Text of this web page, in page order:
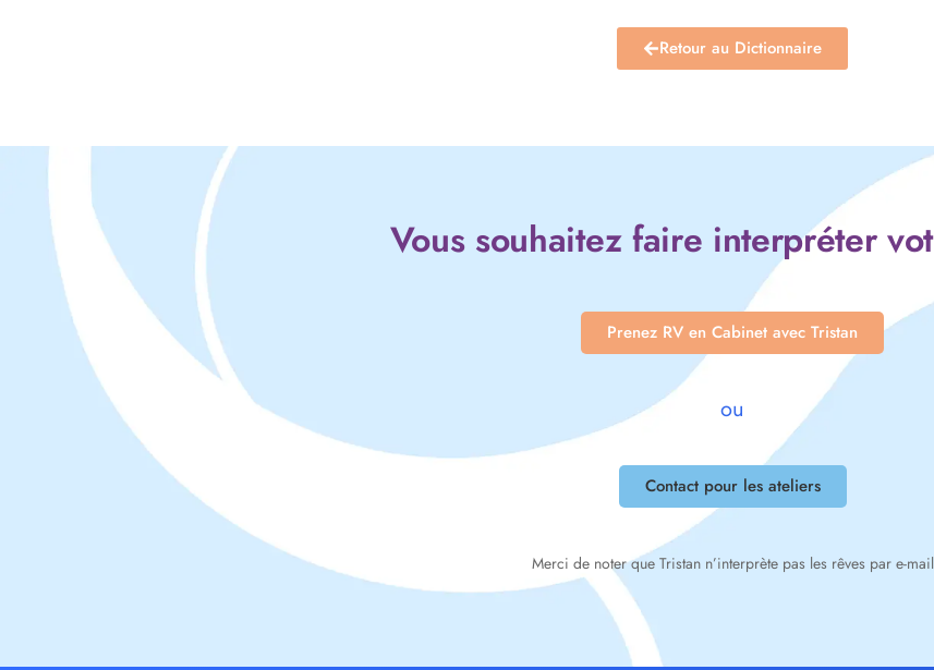
Retour au Dictionnaire
Vous souhaitez faire interpréter
Prenez RV en Cabinet avec Tristan
ou
Contact pour les ateliers
Merci de noter que Tristan n’interprète pas les rêves par e-mail